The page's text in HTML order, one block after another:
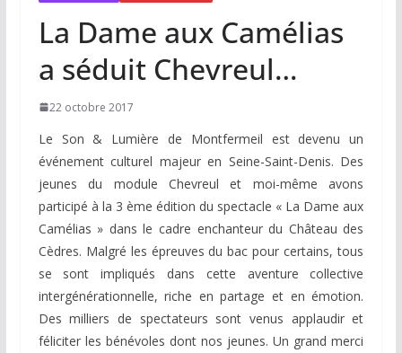
La Dame aux Camélias
a séduit Chevreul…
22 octobre 2017
Le Son & Lumière de Montfermeil est devenu un
événement culturel majeur en Seine-Saint-Denis. Des
jeunes du module Chevreul et moi-même avons
participé à la 3 ème édition du spectacle « La Dame aux
Camélias » dans le cadre enchanteur du Château des
Cèdres. Malgré les épreuves du bac pour certains, tous
se sont impliqués dans cette aventure collective
intergénérationnelle, riche en partage et en émotion.
Des milliers de spectateurs sont venus applaudir et
féliciter les bénévoles dont nos jeunes. Un grand merci